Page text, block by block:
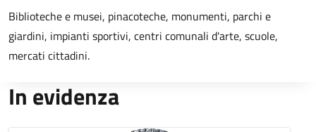
Biblioteche e musei, pinacoteche, monumenti, parchi e
giardini, impianti sportivi, centri comunali d'arte, scuole,
mercati cittadini.
In evidenza